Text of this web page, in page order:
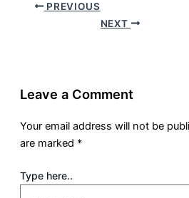
PREVIOUS
NEXT
Leave a Comment
Your email address will not be
are marked *
Type here..